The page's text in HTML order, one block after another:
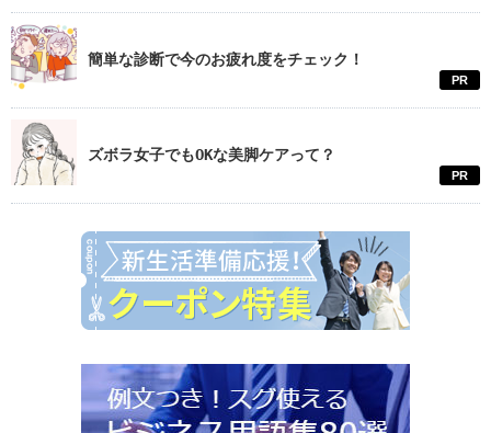
簡単な診断で今のお疲れ度をチェック！
PR
ズボラ女子でもOKな美脚ケアって？
PR